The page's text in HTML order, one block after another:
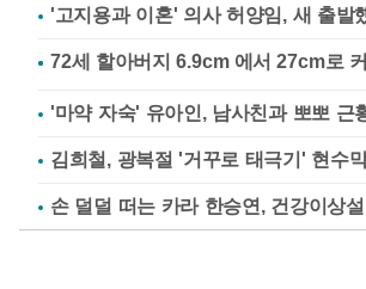
'고지용과 이혼' 의사 허양임, 새 출발
'마약 자숙' 유아인, 남사친과 뽀뽀 근
김희철, 광복절 '거꾸로 태극기' 현수
손 덜덜 떠는 카라 한승연, 건강이상